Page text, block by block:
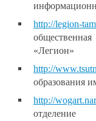
http://legion-
«Легион»
http://
образования
http://
отделение